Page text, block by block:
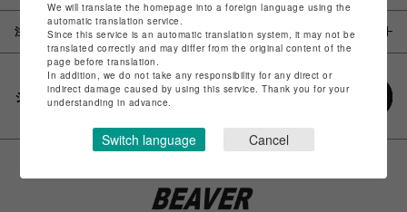
注意事項
シェアする
We will translate the homepage into a foreign language using the
automatic translation service.
Since this service is an automatic translation system, it may not be
translated correctly and may differ from the original content of the
page before translation.
In addition, we do not take any responsibility for any direct or
indirect damage caused by using this service. Thank you for your
understanding in advance.
Switch language Cancel